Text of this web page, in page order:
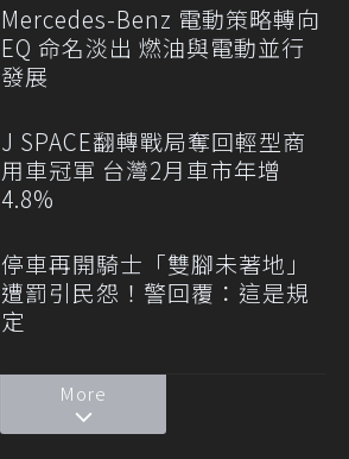
Mercedes-Benz 電動策略轉向
EQ 命名淡出 燃油與電動並行
發展
J SPACE翻轉戰局奪回輕型商
用車冠軍 台灣2月車市年增
4.8%
停車再開騎士「雙腳未著地」
遭罰引民怨！警回覆：這是規
定
More